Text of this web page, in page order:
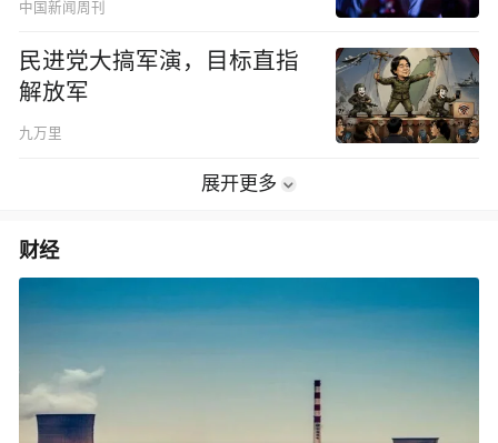
中国新闻周刊
民进党大搞军演，目标直指
解放军
九万里
展开更多
财经